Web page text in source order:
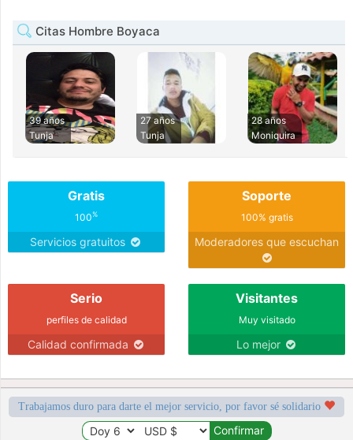
Citas Hombre Boyaca
39 años
Tunja
27 años
Tunja
28 años
Moniquira
Gratis
100%
Servicios gratuitos
Soporte
100% gratis
Moderadores que escuchan
Serio
perfiles de calidad
Calidad confirmada
Visitantes
Muy visitado
Lo mejor
Trabajamos duro para darte el mejor servicio, por favor sé solidario